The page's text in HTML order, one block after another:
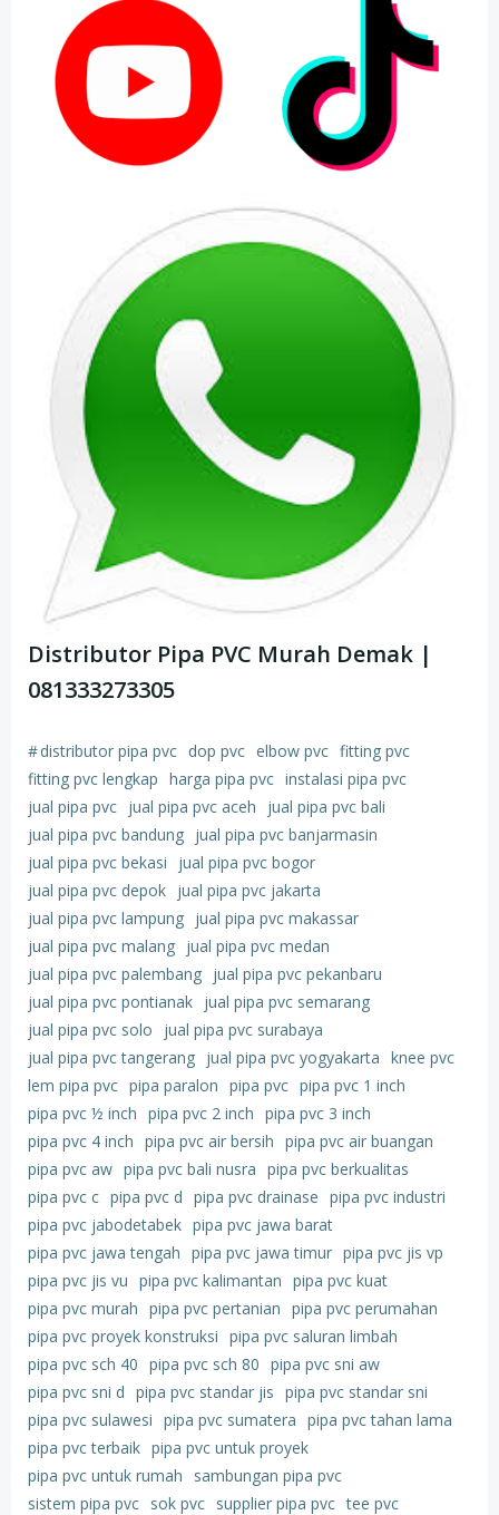
Distributor Pipa PVC Murah Demak |
081333273305
#distributor pipa pvc dop pvc elbow pvc fitting pvc
fitting pvc lengkap harga pipa pvc instalasi pipa pvc
jual pipa pvc jual pipa pvc aceh
jual pipa pvc bali
jual pipa pvc bandung jual pipa pvc banjarmasin
jual pipa pvc bekasi
jual pipa pvc bogor
jual pipa pvc depok jual pipa pvc jakarta
jual pipa pvc lampung jual pipa pvc makassar
jual pipa pvc malang jual pipa pvc medan
jual pipa pvc palembang jual pipa pvc pekanbaru
jual pipa pvc pontianak jual pipa pvc semarang
jual pipa pvc solo
jual pipa pvc surabaya
jual pipa pvc tangerang jual pipa pvc yogyakarta knee pvc
lem pipa pvc pipa paralon pipa pvc pipa pvc 1 inch
pipa pvc ½ inch pipa pvc 2 inch pipa pvc 3 inch
pipa pvc 4 inch pipa pvc air bersih pipa pvc air buangan
pipa pvc aw pipa pvc bali nusra pipa pvc berkualitas
pipa pvc c pipa pvc d pipa pvc drainase pipa pvc industri
pipa pvc jabodetabek pipa pvc jawa barat
pipa pvc jawa tengah pipa pvc jawa timur pipa pvc jis vp
pipa pvc jis vu pipa pvc kalimantan pipa pvc kuat
pipa pvc murah pipa pvc pertanian pipa pvc perumahan
pipa pvc proyek konstruksi pipa pvc saluran limbah
pipa pvc sch 40 pipa pvc sch 80 pipa pvc sni aw
pipa pvc sni d pipa pvc standar jis pipa pvc standar sni
pipa pvc sulawesi pipa pvc sumatera pipa pvc tahan lama
pipa pvc terbaik pipa pvc untuk proyek
pipa pvc untuk rumah
sambungan pipa pvc
sistem pipa pvc sok pvc supplier pipa pvc tee pvc